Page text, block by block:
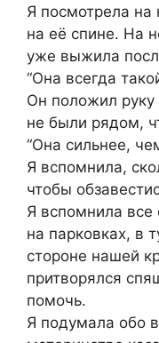
Я посмотрела
на её спине. На
уже выжила
“Она всегда
Он положил
не были рядом,
“Она сильнее,
Я вспомнила,
чтобы
Я вспомнила все
на парковках, в
стороне нашей
притворялся
помочь.
Я подумала обо